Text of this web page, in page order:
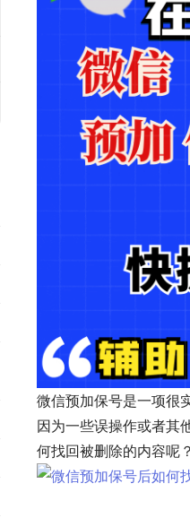
微信预加保号是一项很
因为一些误操作或者其
何找回被删除的内容呢